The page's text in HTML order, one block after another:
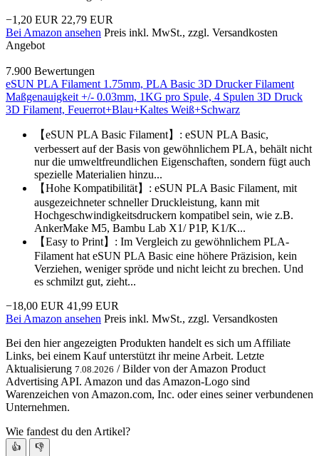
−1,20 EUR 22,79 EUR
Bei Amazon ansehen Preis inkl. MwSt., zzgl. Versandkosten
Angebot
7.900 Bewertungen
eSUN PLA Filament 1.75mm, PLA Basic 3D Drucker Filament
Maßgenauigkeit +/- 0.03mm, 1KG pro Spule, 4 Spulen 3D Druck
3D Filament, Feuerrot+Blau+Kaltes Weiß+Schwarz
【eSUN PLA Basic Filament】: eSUN PLA Basic,
verbessert auf der Basis von gewöhnlichem PLA, behält nicht
nur die umweltfreundlichen Eigenschaften, sondern fügt auch
spezielle Materialien hinzu...
【Hohe Kompatibilität】: eSUN PLA Basic Filament, mit
ausgezeichneter schneller Druckleistung, kann mit
Hochgeschwindigkeitsdruckern kompatibel sein, wie z.B.
AnkerMake M5, Bambu Lab X1/ P1P, K1/K...
【Easy to Print】: Im Vergleich zu gewöhnlichem PLA-
Filament hat eSUN PLA Basic eine höhere Präzision, kein
Verziehen, weniger spröde und nicht leicht zu brechen. Und
es schmilzt gut, zieht...
−18,00 EUR 41,99 EUR
Bei Amazon ansehen Preis inkl. MwSt., zzgl. Versandkosten
Bei den hier angezeigten Produkten handelt es sich um Affiliate
Links, bei einem Kauf unterstützt ihr meine Arbeit. Letzte
Aktualisierung 7.08.2026 / Bilder von der Amazon Product
Advertising API. Amazon und das Amazon-Logo sind
Warenzeichen von Amazon.com, Inc. oder eines seiner verbundenen
Unternehmen.
Wie fandest du den Artikel?
👍 👎